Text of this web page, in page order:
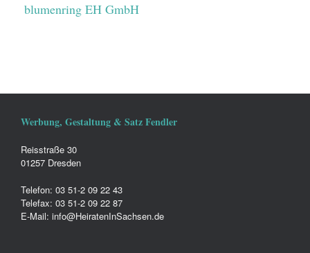
blumenring EH GmbH
Werbung, Gestaltung & Satz Fendler
Reisstraße 30
01257 Dresden
Telefon: 03 51-2 09 22 43
Telefax: 03 51-2 09 22 87
E-Mail: info@HeiratenInSachsen.de